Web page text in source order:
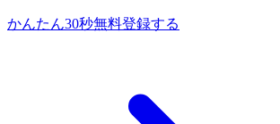
かんたん30秒無料登録する